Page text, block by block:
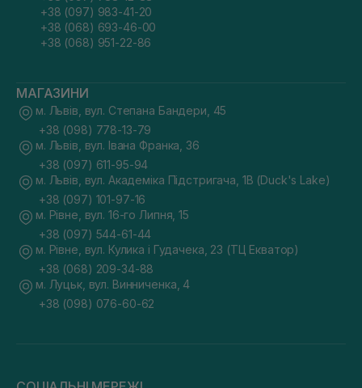
+38 (097) 983-41-20
+38 (068) 693-46-00
+38 (068) 951-22-86
МАГАЗИНИ
м. Львів, вул. Степана Бандери, 45
+38 (098) 778-13-79
м. Львів, вул. Івана Франка, 36
+38 (097) 611-95-94
м. Львів, вул. Академіка Підстригача, 1В (Duck's Lake)
+38 (097) 101-97-16
м. Рівне, вул. 16-го Липня, 15
+38 (097) 544-61-44
м. Рівне, вул. Кулика і Гудачека, 23 (ТЦ Екватор)
+38 (068) 209-34-88
м. Луцьк, вул. Винниченка, 4
+38 (098) 076-60-62